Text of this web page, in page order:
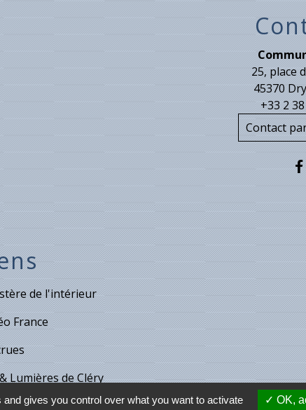
25, place
45370
+33 2
Contact
de l'intérieur
France
Lumières de Cléry
de retraite de Villecante
gives you control over what you want to activate OK,